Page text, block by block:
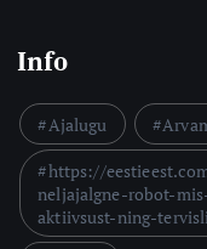
Info
Ajalugu
https://
neljajalgne-robot-
aktiivsust-ning-